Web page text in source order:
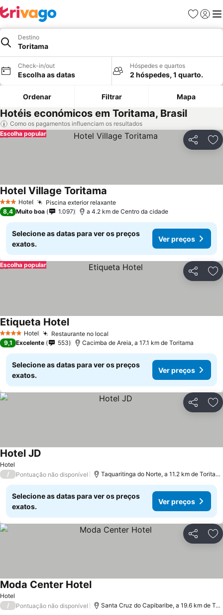
Favoritos
Iniciar
Destino
Toritama
Check-in/out
Escolha as datas
Hóspedes e quartos
2 hóspedes, 1 quarto.
Ordenar Filtrar Mapa
Hotéis económicos em Toritama, Brasil
Como os pagamentos influenciam os resultados
Partilhar
Escolha popular
3 EstrelasHotel Piscina exterior relaxante
Hotel Village Toritama
8,4 Muito boa 1.097 a 4.2 km de Centro da cidade
Selecione as datas para ver os preços
exatos.
Ver preços
Partilhar
Escolha popular
4 EstrelasHotel Restaurante no local
Etiqueta Hotel
9,1 Excelente 553 Cacimba de Areia, a 17.1 km de Toritama
Selecione as datas para ver os preços
exatos.
Ver preços
Partilhar
Hotel
Hotel JD
/ Pontuação não disponível Taquaritinga do Norte, a 11.2 km de Toritama
Selecione as datas para ver os preços
exatos.
Ver preços
Partilhar
Hotel
Moda Center Hotel
/ Pontuação não disponível Santa Cruz do Capibaribe, a 19.6 km de Toritama